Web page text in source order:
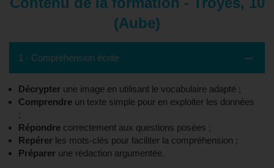
(Aube)
1 - Compréhension écrite
Décrypter une image en utilisant le vocabulaire adapté ;
Comprendre un texte simple pour en exploiter les données
;
Répondre correctement aux questions posées ;
Repérer les mots-clés pour faciliter la compréhension ;
Préparer une rédaction argumentée.